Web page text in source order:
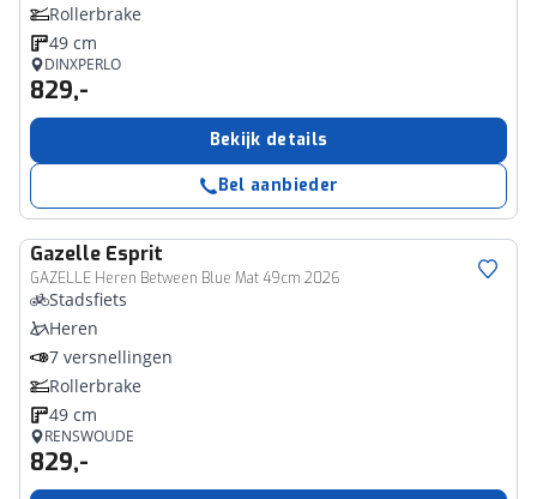
Rollerbrake
49 cm
DINXPERLO
829,-
Bekijk details
Bel aanbieder
Gazelle Esprit
GAZELLE Heren Between Blue Mat 49cm 2026
Stadsfiets
Heren
7 versnellingen
Rollerbrake
49 cm
RENSWOUDE
829,-